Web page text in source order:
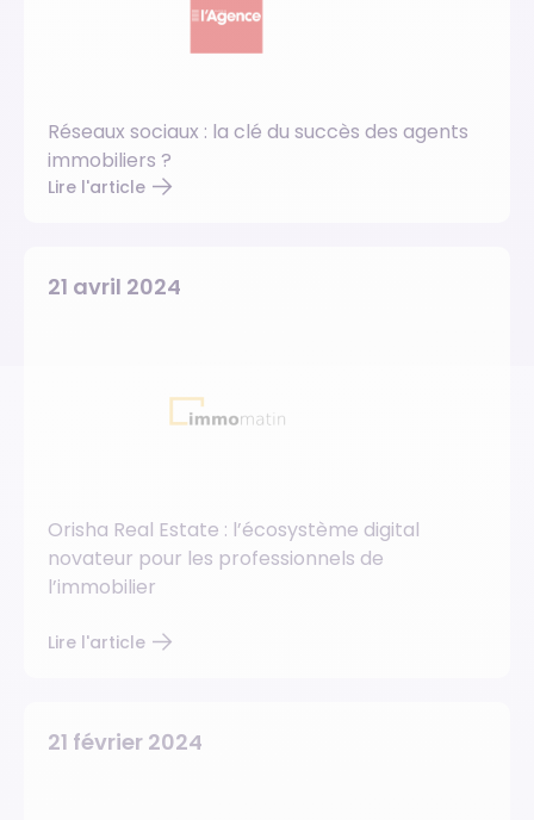
Réseaux sociaux : la clé du succès des agents
immobiliers ?
Lire l'article
21 avril 2024
Orisha Real Estate : l’écosystème digital
novateur pour les professionnels de
l’immobilier
Lire l'article
21 février 2024